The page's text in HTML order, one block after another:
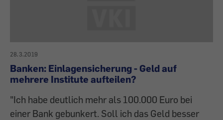
28.3.2019
Banken: Einlagensicherung - Geld auf
mehrere Institute aufteilen?
"Ich habe deutlich mehr als 100.000 Euro bei
einer Bank gebunkert. Soll ich das Geld besser